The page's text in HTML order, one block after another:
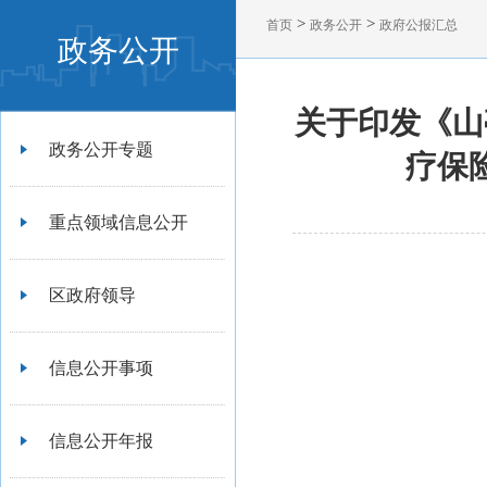
政务公开
政务公开专题
重点领域信息公开
区政府领导
信息公开事项
信息公开年报
首页 > 政务公开 > 政府公报汇总
关于印发《
疗保